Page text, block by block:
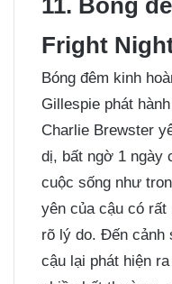
11. Bóng
Fright
Bóng đêm kinh
Gillespie phát
Charlie Brewster
dị, bất ngờ 1 ngày
cuộc sống như
yên của cậu có
rõ lý do. Đến cảnh
cậu lại phát hiện